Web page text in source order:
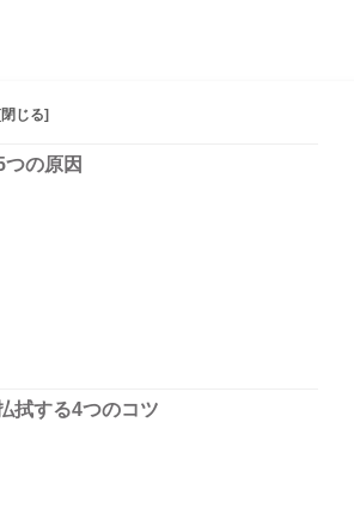
じる]
の原因
拭する4つのコツ